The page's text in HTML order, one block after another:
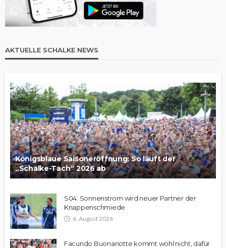
AKTUELLE SCHALKE NEWS
Königsblaue Saisoneröffnung: So läuft der
„Schalke-Tach“ 2026 ab
S04: Sonnenstrom wird neuer Partner der
Knappenschmiede
6. August 2026
Facundo Buonanotte kommt wohl nicht, dafür